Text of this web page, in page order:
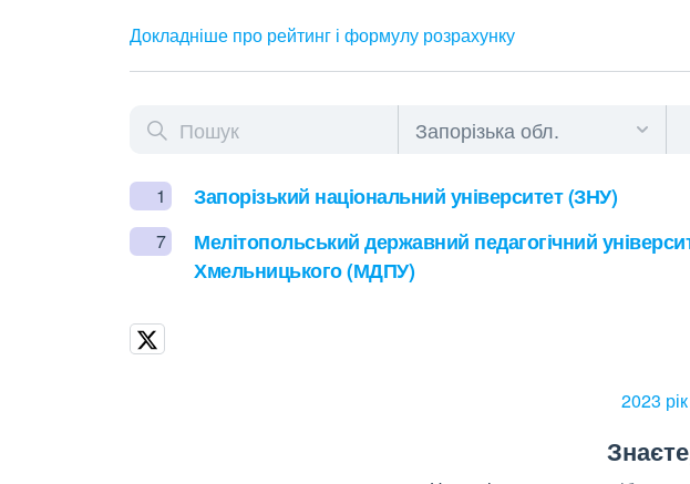
Докладніше про рейтинг і формулу розрахунку
1 Запорізький національний університет (ЗНУ)
7
Мелітопольський державний педагогічний
Хмельницького (МДПУ)
2023 рік